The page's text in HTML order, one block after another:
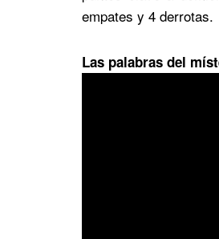
empates y 4 derrotas.
Las palabras del